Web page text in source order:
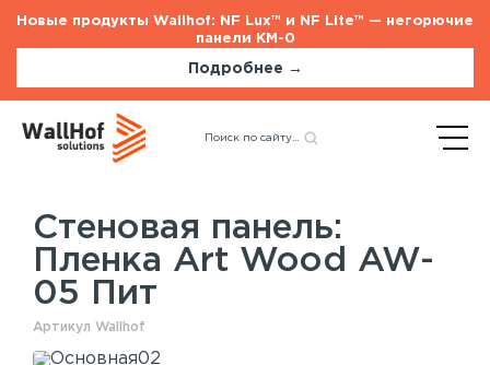
Новые продукты Wallhof: NF Lux™ и NF Lite™ — негорючие
панели КМ-0
Подробнее →
Стеновые панели
Шпонированные панели
Акустические панели
Панели с полимерным покрытием
Услуги
Монтаж акустических панелей
Назад
Стеновые панели
Стеновая панель:
Пленка Art Wood AW-
05 Пит
Артикул Wallhof